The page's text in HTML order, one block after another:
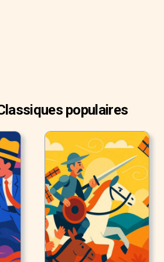
populaires